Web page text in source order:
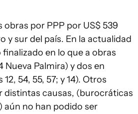
obras por PPP por US$ 539
y sur del país. En la actualidad
en lo que a obras
Nueva Palmira) y dos en
54, 55, 57; y 14). Otros
causas, (burocráticas
aún no han podido ser